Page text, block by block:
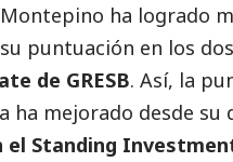
Montepino ha logrado
puntuación en los
de GRESB. Así, la
ha mejorado desde su
el Standing